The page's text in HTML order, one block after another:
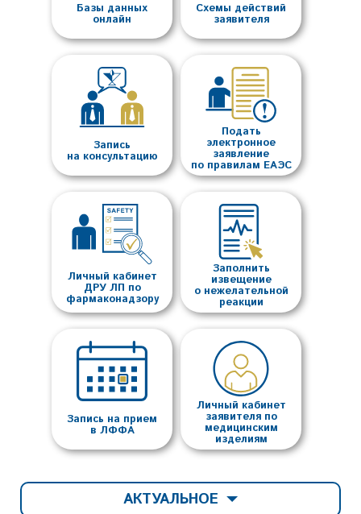
Базы данных
онлайн
Схемы действий
заявителя
Запись
на консультацию
Подать
электронное
заявление
по правилам ЕАЭС
Личный кабинет
ДРУ ЛП по
фармаконадзору
Заполнить
извещение
о нежелательной
реакции
Запись на прием
в ЛФФА
Личный кабинет
заявителя по
медицинским
изделиям
АКТУАЛЬНОЕ